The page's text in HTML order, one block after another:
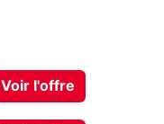
Voir l'offre